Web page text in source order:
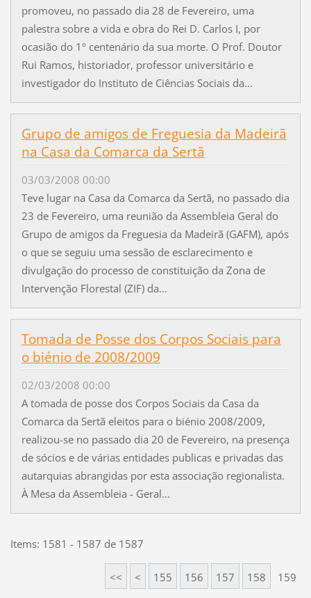
promoveu, no passado dia 28 de Fevereiro, uma
palestra sobre a vida e obra do Rei D. Carlos I, por
ocasião do 1º centenário da sua morte. O Prof. Doutor
Rui Ramos, historiador, professor universitário e
investigador do Instituto de Ciências Sociais da...
Grupo de amigos de Freguesia da Madeirã
na Casa da Comarca da Sertã
03/03/2008 00:00
Teve lugar na Casa da Comarca da Sertã, no passado dia
23 de Fevereiro, uma reunião da Assembleia Geral do
Grupo de amigos da Freguesia da Madeirã (GAFM), após
o que se seguiu uma sessão de esclarecimento e
divulgação do processo de constituição da Zona de
Intervenção Florestal (ZIF) da...
Tomada de Posse dos Corpos Sociais para
o biénio de 2008/2009
02/03/2008 00:00
A tomada de posse dos Corpos Sociais da Casa da
Comarca da Sertã eleitos para o biénio 2008/2009,
realizou-se no passado dia 20 de Fevereiro, na presença
de sócios e de várias entidades publicas e privadas das
autarquias abrangidas por esta associação regionalista.
À Mesa da Assembleia - Geral...
Items: 1581 - 1587 de 1587
<< < 155 156 157 158 159